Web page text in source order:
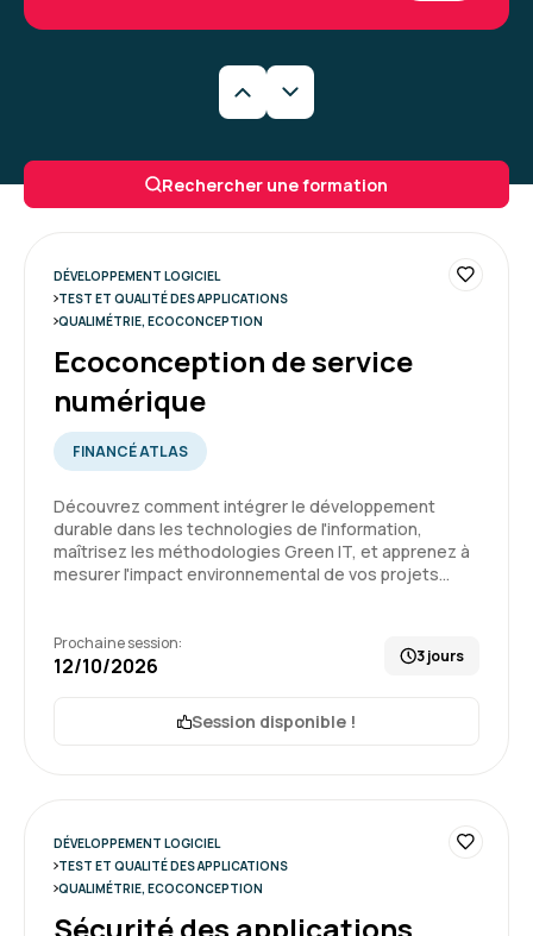
L'expérience globale a été très bonne, rien de
particulier à remonter hormis que le suivi des
Formation : Sécurité des applications
Trystan C.
particulier à remonter hormis que le suivi des
sessions et l'utilisation de la plateforme est
fluide
Rechercher une formation
DÉVELOPPEMENT LOGICIEL
TEST ET QUALITÉ DES APPLICATIONS
QUALIMÉTRIE, ECOCONCEPTION
Ecoconception de service
numérique
FINANCÉ ATLAS
Découvrez comment intégrer le développement
durable dans les technologies de l'information,
maîtrisez les méthodologies Green IT, et apprenez à
mesurer l'impact environnemental de vos projets…
Prochaine session:
12/10/2026 3 jours
Session disponible !
DÉVELOPPEMENT LOGICIEL
TEST ET QUALITÉ DES APPLICATIONS
QUALIMÉTRIE, ECOCONCEPTION